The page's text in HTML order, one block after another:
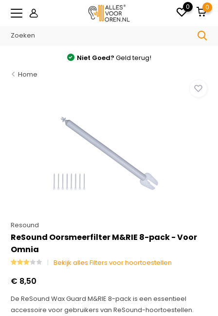
0 0
Niet Goed? Geld terug!
Home
Resound
ReSound Oorsmeerfilter M&RIE 8-pack - Voor
Omnia
Bekijk alles Filters voor hoortoestellen
€ 8,50
De ReSound Wax Guard M&RIE 8-pack is een essentieel
accessoire voor gebruikers van ReSound-hoortoestellen.